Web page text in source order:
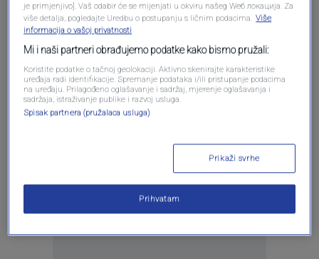
je primjenjivo]. Vaš odabir će se mijenjati u okviru našeg Wеб локација. Za
više detalja, pogledajte Uredbu o postupanju s ličnim podacima. Više
informacija o vašoj privatnosti
Mi i naši partneri obrađujemo podatke kako bismo pružali:
Koristite podatke o tačnoj geolokaciji. Aktivno skenirajte karakteristike
uređaja radi identifikacije. Spremanje podataka i/ili pristupanje podacima
na uređaju. Prilagođeno oglašavanje i sadržaj, mjerenje oglašavanja i
sadržaja, istraživanje publike i razvoj usluga.
Spisak partnera (pružalaca usluga)
Prikaži svrhe
Prihvatam